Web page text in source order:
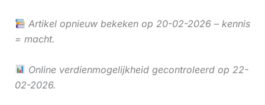
Artikel opnieuw bekeken op 20-02-2026 – kennis
= macht.
Online verdienmogelijkheid gecontroleerd op 22-
02-2026.